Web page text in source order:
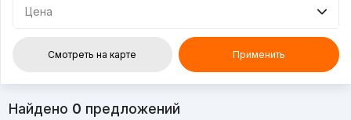
Цена
Смотреть на карте Применить
Найдено 0 предложений